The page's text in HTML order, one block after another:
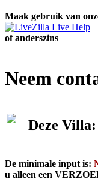
Maak gebruik van
of anderszins
Neem
Deze Villa:
De minimale input is:
u alleen een